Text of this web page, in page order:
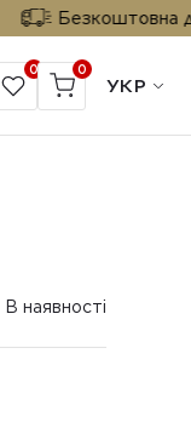
доставка
0 0
УКР
В наявності